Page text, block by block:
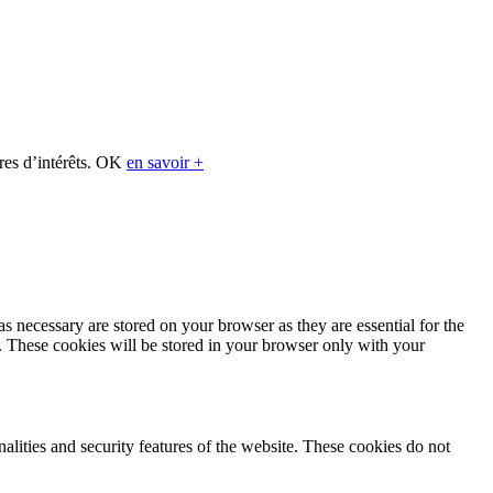
d’intérêts. OK en savoir +
are stored on your browser as they are essential for the
These cookies will be stored in your browser only with your
and security features of the website. These cookies do not